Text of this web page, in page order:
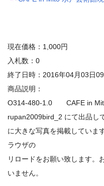
現在価格：1,000円
入札数：0
終了日時：2016年04月03日
商品説明：
O314-480-1.0 CAFE in
rupan2009bird_2 にて出品し
に大きな写真を掲載していま
ラウザの
リロードをお願い致します。
いません。